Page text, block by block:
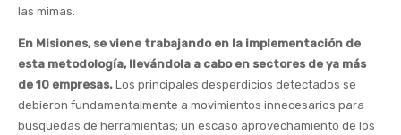
las mimas.
En Misiones, se viene trabajando en la implementación de
esta metodología, llevándola a cabo en sectores de ya más
de 10 empresas. Los principales desperdicios detectados se
debieron fundamentalmente a movimientos innecesarios para
búsquedas de herramientas; un escaso aprovechamiento de los